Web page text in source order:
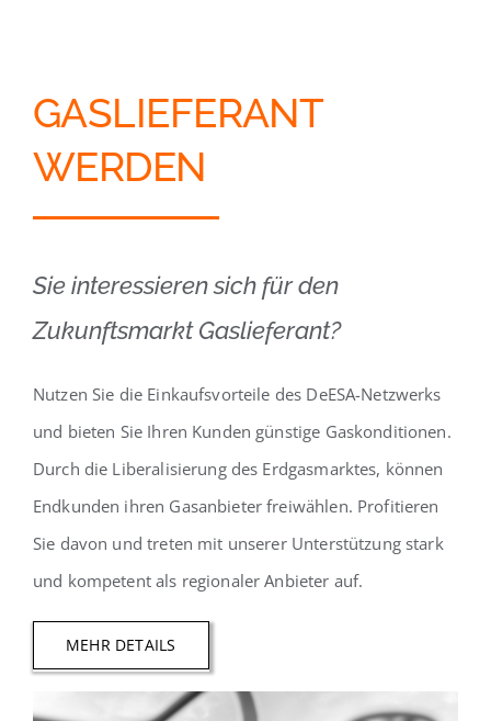
GASLIEFERANT
WERDEN
Sie interessieren sich für den
Zukunftsmarkt Gaslieferant?
Nutzen Sie die Einkaufsvorteile des DeESA-Netzwerks
und bieten Sie Ihren Kunden günstige Gaskonditionen.
Durch die Liberalisierung des Erdgasmarktes, können
Endkunden ihren Gasanbieter freiwählen. Profitieren
Sie davon und treten mit unserer Unterstützung stark
und kompetent als regionaler Anbieter auf.
MEHR DETAILS